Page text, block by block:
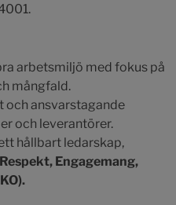
arbetsmiljö med fokus på
mångfald.
och ansvarstagande
och leverantörer.
hållbart ledarskap,
Respekt, Engagemang,